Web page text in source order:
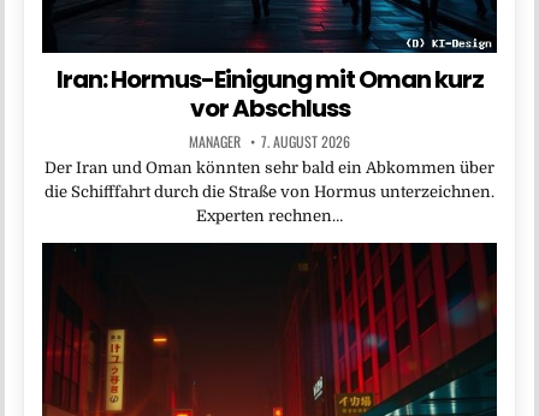
Iran: Hormus-Einigung mit Oman kurz
vor Abschluss
MANAGER 7. AUGUST 2026
Der Iran und Oman könnten sehr bald ein Abkommen über
die Schifffahrt durch die Straße von Hormus unterzeichnen.
Experten rechnen…